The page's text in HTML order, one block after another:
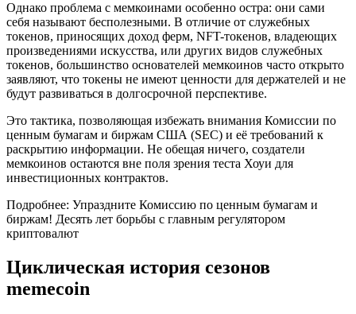
Однако проблема с мемкоинами особенно остра: они сами
себя называют бесполезными. В отличие от служебных
токенов, приносящих доход ферм, NFT-токенов, владеющих
произведениями искусства, или других видов служебных
токенов, большинство основателей мемкоинов часто открыто
заявляют, что токены не имеют ценности для держателей и не
будут развиваться в долгосрочной перспективе.
Это тактика, позволяющая избежать внимания Комиссии по
ценным бумагам и биржам США (SEC) и её требований к
раскрытию информации. Не обещая ничего, создатели
мемкоинов остаются вне поля зрения теста Хоуи для
инвестиционных контрактов.
Подробнее: Упраздните Комиссию по ценным бумагам и
биржам! Десять лет борьбы с главным регулятором
криптовалют
Циклическая история сезонов
memecoin